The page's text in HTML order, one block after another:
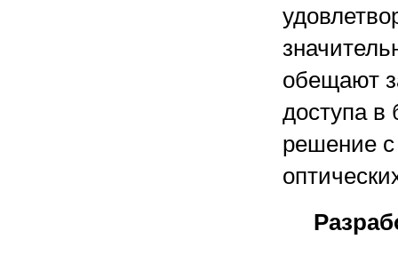
обещают
доступа в
решение с